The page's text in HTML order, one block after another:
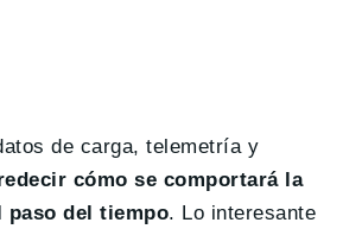
de carga, telemetría y
cómo se comportará la
paso del tiempo. Lo interesante